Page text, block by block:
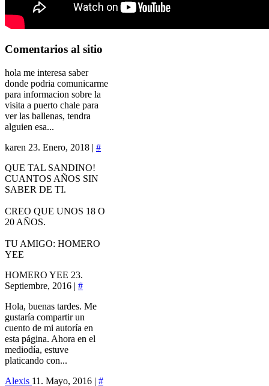
Comentarios al sitio
hola me interesa saber
donde podria comunicarme
para informacion sobre la
visita a puerto chale para
ver las ballenas, tendra
alguien esa...
karen 23. Enero, 2018 | #
QUE TAL SANDINO!
CUANTOS AÑOS SIN
SABER DE TI.
CREO QUE UNOS 18 O
20 AÑOS.
TU AMIGO: HOMERO
YEE
HOMERO YEE 23.
Septiembre, 2016 | #
Hola, buenas tardes. Me
gustaría compartir un
cuento de mi autoría en
esta página. Ahora en el
mediodía, estuve
platicando con...
Alexis 11. Mayo, 2016 | #